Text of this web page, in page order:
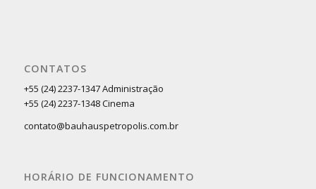
CONTATOS
+55 (24) 2237-1347 Administração
+55 (24) 2237-1348 Cinema
contato@bauhauspetropolis.com.br
HORÁRIO DE FUNCIONAMENTO